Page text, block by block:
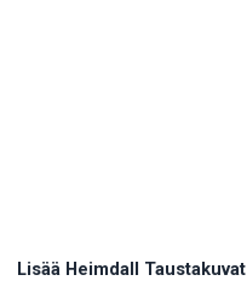
Lisää Heimdall Taustakuvat